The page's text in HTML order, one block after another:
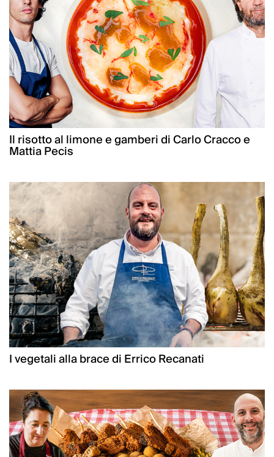
Il risotto al limone e gamberi di Carlo Cracco e
Mattia Pecis
I vegetali alla brace di Errico Recanati